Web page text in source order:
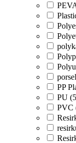
PP
PU
PVC